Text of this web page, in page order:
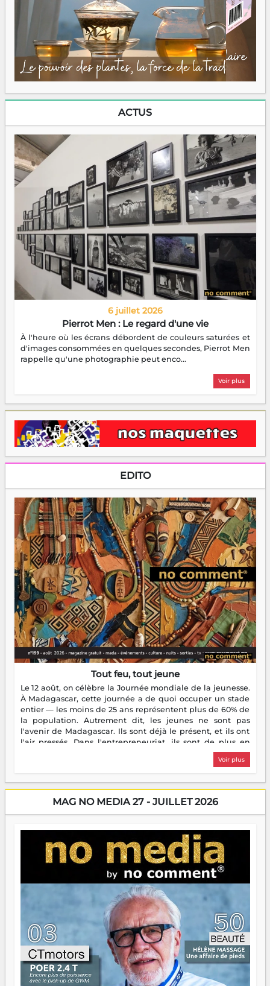
ACTUS
6 juillet 2026
Pierrot Men : Le regard d'une vie
À l'heure où les écrans débordent de couleurs saturées et
d'images consommées en quelques secondes, Pierrot Men
rappelle qu'une photographie peut enco...
Voir plus
EDITO
Tout feu, tout jeune
Le 12 août, on célèbre la Journée mondiale de la jeunesse.
À Madagascar, cette journée a de quoi occuper un stade
entier — les moins de 25 ans représentent plus de 60% de
la population. Autrement dit, les jeunes ne sont pas
l'avenir de Madagascar. Ils sont déjà le présent, et ils ont
l'air pressés. Dans l'entrepreneuriat, ils sont de plus en
plus nombreux à se lancer, à créer, à risquer — souvent
sans filet, souvent sans aide, mais toujours avec cette
dorment vraiment la nuit. En culture, les nouvelles sont
encore meilleures. Aina Rasamoelina vient de décrocher le
Prix RFI Instrumental Afrique. Miangaly Elia rafle le Prix
jeunes qui tiennent la torche. Alors oui, on pourrait
s'arrêter là, applaudir et rentrer chez soi satisfait. Mais ce
serait passer à côté d'une chose essentielle. La fougue, ça
brûle fort — et parfois, ça brûle vite. Une flamme sans
direction peut éclairer autant qu'elle peut consumer. C'est
là que les aînés entrent en scène — pas pour reprendre le
gouvernail, mais pour montrer où sont les récifs. Les jeunes
ont la force, les vieux ont l'expérience, comme on dit. Ce
n'est pas un combat de générations — c'est une question
d'équipage. Partagez vos réussites, mais aussi vos échecs.
Surtout vos échecs, d'ailleurs — ils enseignent mieux que
n'importe quel manuel. À Madagascar, la barque avance.
Il faut juste s'assurer que tout le monde rame dans le
même sens.
Voir plus
MAG NO MEDIA 27 - JUILLET 2026